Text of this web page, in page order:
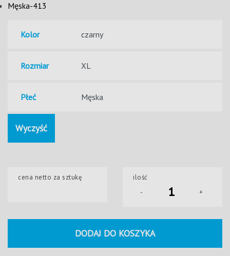
Męska-413
Kolor
Rozmiar
Płeć
Wyczyść
cena netto za sztukę
ilość
-
+
DODAJ DO KOSZYKA